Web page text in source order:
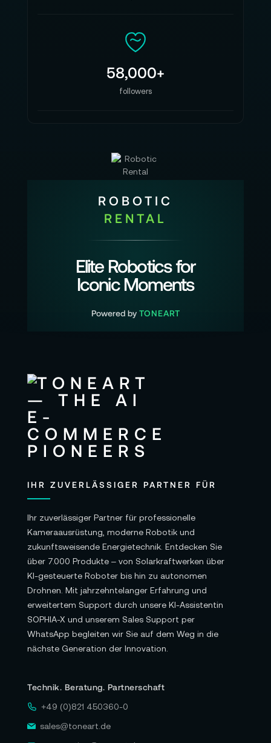
58,000+
followers
ROBOTIC
RENTAL
Elite Robotics for
Iconic Moments
Powered by TONEART
IHR ZUVERLÄSSIGER PARTNER FÜR
Ihr zuverlässiger Partner für professionelle
Kameraausrüstung, moderne Robotik und
zukunftsweisende Energietechnik. Entdecken Sie
über 7.000 Produkte – von Solarkraftwerken über
KI-gesteuerte Roboter bis hin zu autonomen
Drohnen. Mit jahrzehntelanger Erfahrung und
erweitertem Support durch unsere KI-Assistentin
SOPHIA-X und unserem Sales Support per
WhatsApp begleiten wir Sie auf dem Weg in die
nächste Generation der Innovation.
Technik. Beratung. Partnerschaft
+49 (0)821 450360-0
sales@toneart.de